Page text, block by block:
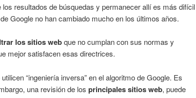
los resultados de búsquedas y permanecer allí es más difícil
Google no han cambiado mucho en los últimos años.
los sitios webque no cumplan con sus normas y
mejor satisfacen esas directrices.
“ingeniería inversa” en el algoritmo de Google. Es
una revisión de los principales sitios web, puede